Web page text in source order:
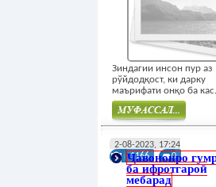
Зиндагии инсон пур аз
рўйдодқост, ки дарку
маърифати онқо ба
2-08-2023, 17:24
1166
0
Ҷавононро
ба ифротгароӣ
мебарад